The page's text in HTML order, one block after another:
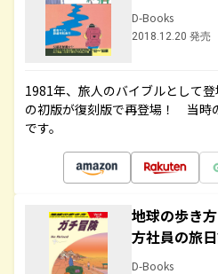
D-Books
2018.12.20 発売
1981年、旅人のバイブルとして
の初版が復刻版で再登場！ 当時
です。
地球の歩き
方社員の旅
D-Books